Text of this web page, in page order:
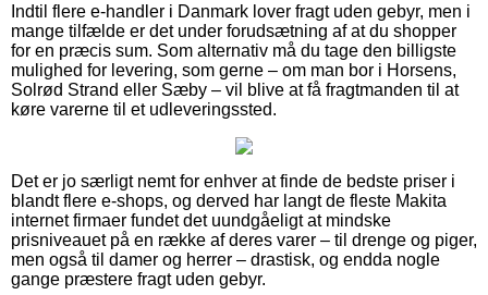
Indtil flere e-handler i Danmark lover fragt uden gebyr, men i
mange tilfælde er det under forudsætning af at du shopper
for en præcis sum. Som alternativ må du tage den billigste
mulighed for levering, som gerne – om man bor i Horsens,
Solrød Strand eller Sæby – vil blive at få fragtmanden til at
køre varerne til et udleveringssted.
Det er jo særligt nemt for enhver at finde de bedste priser i
blandt flere e-shops, og derved har langt de fleste Makita
internet firmaer fundet det uundgåeligt at mindske
prisniveauet på en række af deres varer – til drenge og piger,
men også til damer og herrer – drastisk, og endda nogle
gange præstere fragt uden gebyr.